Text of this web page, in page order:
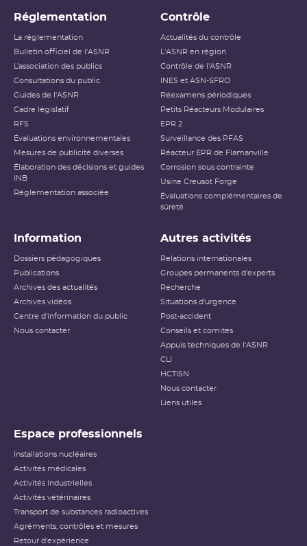
Réglementation
La réglementation
Bulletin officiel de l'ASNR
L’association des publics
Consultations du public
Guides de l'ASNR
Cadre législatif
RFS
Évaluations environnementales
Mesures de publicité diverses
Élaboration des décisions et guides
INB
Réglementation associée
Contrôle
Actualités du contrôle
L'ASNR en région
Contrôle de l'ASNR
INES et ASN-SFRO
Réexamens périodiques
Petits Réacteurs Modulaires
EPR 2
Surveillance des PFAS
Réacteur EPR de Flamanville
Corrosion sous contrainte
Usine Creusot Forge
Évaluations complémentaires de
sûreté
Information
Dossiers pédagogiques
Publications
Archives des actualités
Archives vidéos
Centre d'information du public
Nous contacter
Autres activités
Relations internationales
Groupes permanents d'experts
Recherche
Situations d'urgence
Post-accident
Conseils et comités
Appuis techniques de l'ASNR
CLI
HCTISN
Nous contacter
Liens utiles
Espace professionnels
Installations nucléaires
Activités médicales
Activités industrielles
Activités vétérinaires
Transport de substances radioactives
Agréments, contrôles et mesures
Retour d'expérience